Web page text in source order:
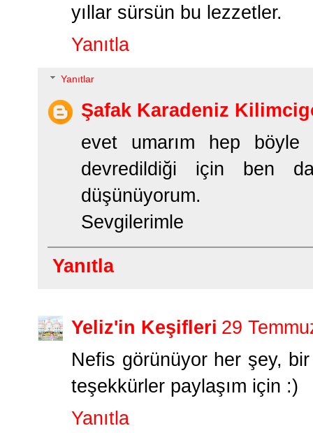
yıllar sürsün bu lezzetler.
Yanıtla
Yanıtlar
Şafak Karadeniz
evet umarım hep böyle
devredildiği için ben
düşünüyorum.
Sevgilerimle
Yanıtla
Yeliz'in Keşifleri 29
Nefis görünüyor her şey,
teşekkürler paylaşım için :)
Yanıtla